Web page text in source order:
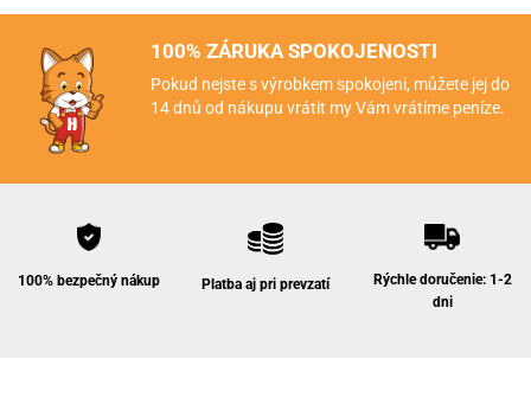
100% ZÁRUKA SPOKOJENOSTI
Pokud nejste s výrobkem spokojeni, můžete jej do
14 dnů od nákupu vrátit my Vám vrátíme peníze.
100% bezpečný nákup Platba aj pri prevzatí
Rýchle doručenie: 1-2
dni